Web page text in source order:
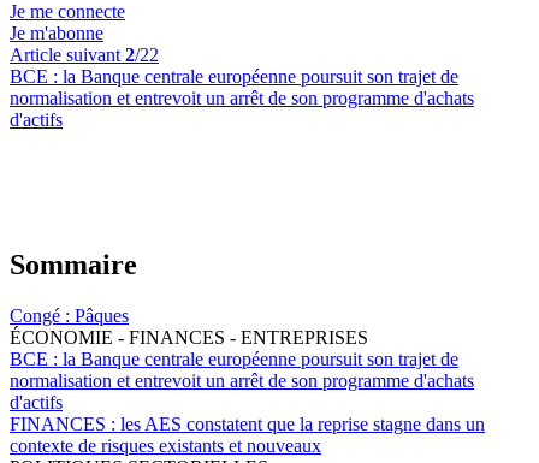
Je me connecte
Je m'abonne
Article suivant 2/22
BCE : la Banque centrale européenne poursuit son trajet de
normalisation et entrevoit un arrêt de son programme d'achats
d'actifs
Sommaire
Congé : Pâques
ÉCONOMIE - FINANCES - ENTREPRISES
BCE : la Banque centrale européenne poursuit son trajet de
normalisation et entrevoit un arrêt de son programme d'achats
d'actifs
FINANCES : les AES constatent que la reprise stagne dans un
contexte de risques existants et nouveaux